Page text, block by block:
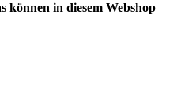
können in diesem Webshop